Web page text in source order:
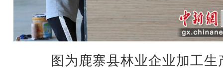
图为鹿寨县林业企业加工生